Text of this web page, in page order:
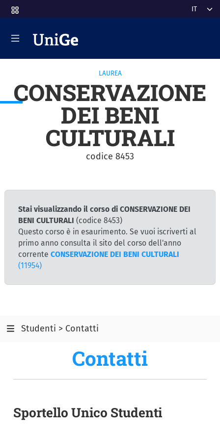
al contenuto principale Select
LAUREA
CONSERVAZIONE
DEI BENI
CULTURALI
codice 8453
Stai visualizzando il corso di CONSERVAZIONE DEI
BENI CULTURALI (codice 8453)
Questo corso è in esaurimento. Se vuoi iscriverti al
primo anno consulta il sito del corso dell'anno
corrente CONSERVAZIONE DEI BENI CULTURALI
(11954)
Studenti > Contatti
Contatti
Sportello Unico Studenti